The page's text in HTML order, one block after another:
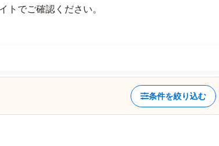
トでご確認ください。
条件を絞り込む